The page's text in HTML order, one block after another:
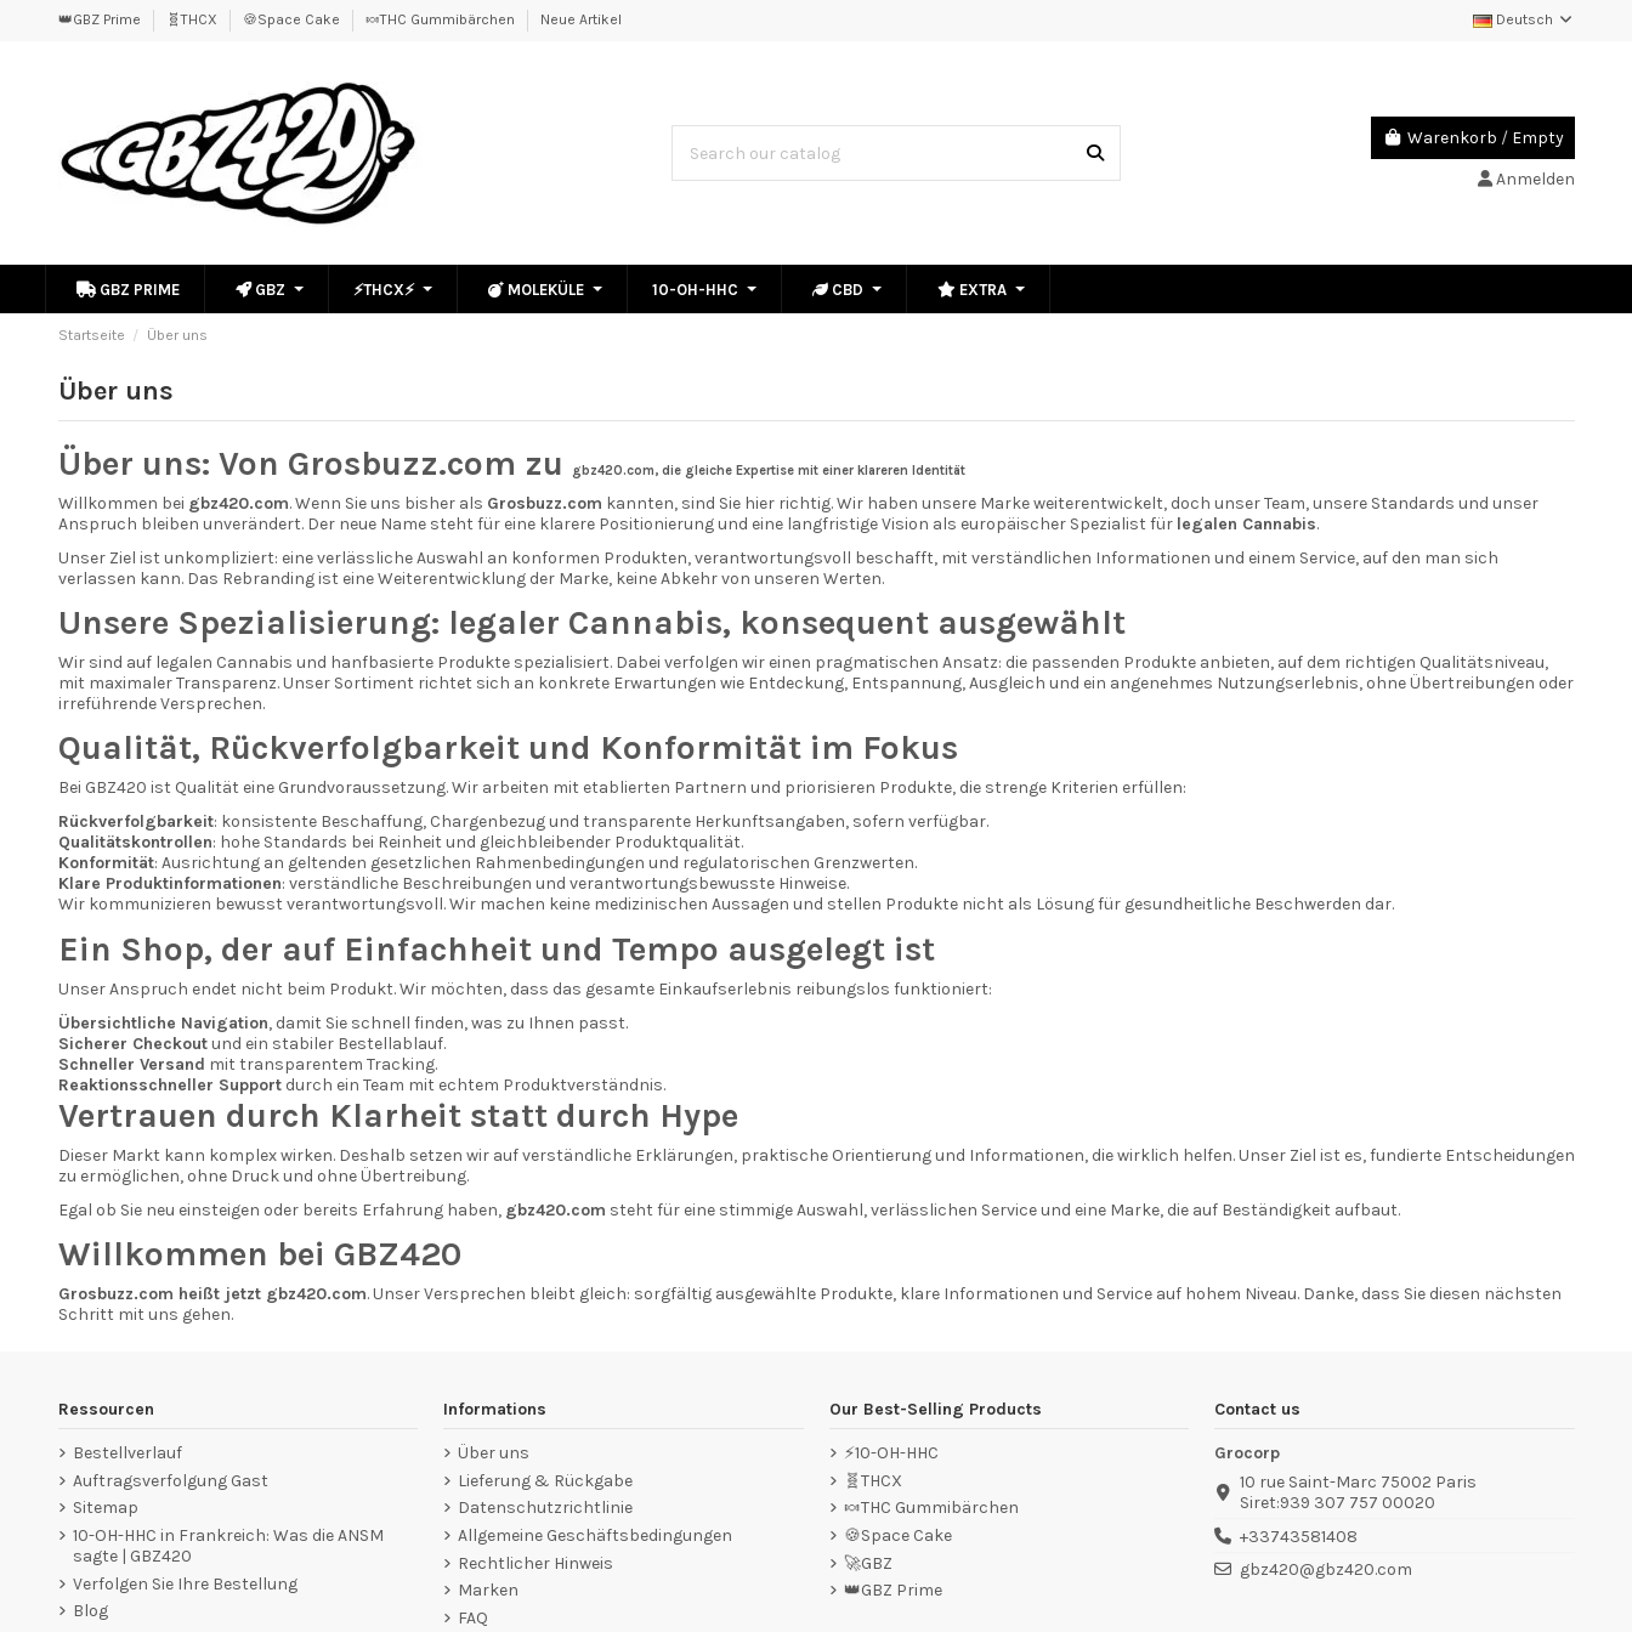
👑GBZ Prime 🧬THCX 🍪Space Cake 🍬THC Gummibärchen Neue Artikel Deutsch
Warenkorb / Empty
Anmelden
GBZ PRIME GBZ ⚡THCX⚡ MOLEKÜLE 10-OH-HHC CBD EXTRA
Startseite Über uns
Über uns
Über uns: Von Grosbuzz.com zu gbz420.com, die gleiche Expertise mit einer klareren Identität
Willkommen bei gbz420.com. Wenn Sie uns bisher als Grosbuzz.com kannten, sind Sie hier richtig. Wir haben unsere Marke weiterentwickelt, doch unser Team, unsere Standards und unser
Anspruch bleiben unverändert. Der neue Name steht für eine klarere Positionierung und eine langfristige Vision als europäischer Spezialist für legalen Cannabis.
Unser Ziel ist unkompliziert: eine verlässliche Auswahl an konformen Produkten, verantwortungsvoll beschafft, mit verständlichen Informationen und einem Service, auf den man sich
verlassen kann. Das Rebranding ist eine Weiterentwicklung der Marke, keine Abkehr von unseren Werten.
Unsere Spezialisierung: legaler Cannabis, konsequent ausgewählt
Wir sind auf legalen Cannabis und hanfbasierte Produkte spezialisiert. Dabei verfolgen wir einen pragmatischen Ansatz: die passenden Produkte anbieten, auf dem richtigen Qualitätsniveau,
mit maximaler Transparenz. Unser Sortiment richtet sich an konkrete Erwartungen wie Entdeckung, Entspannung, Ausgleich und ein angenehmes Nutzungserlebnis, ohne Übertreibungen oder
irreführende Versprechen.
Qualität, Rückverfolgbarkeit und Konformität im Fokus
Bei GBZ420 ist Qualität eine Grundvoraussetzung. Wir arbeiten mit etablierten Partnern und priorisieren Produkte, die strenge Kriterien erfüllen:
Rückverfolgbarkeit: konsistente Beschaffung, Chargenbezug und transparente Herkunftsangaben, sofern verfügbar.
Qualitätskontrollen: hohe Standards bei Reinheit und gleichbleibender Produktqualität.
Konformität: Ausrichtung an geltenden gesetzlichen Rahmenbedingungen und regulatorischen Grenzwerten.
Klare Produktinformationen: verständliche Beschreibungen und verantwortungsbewusste Hinweise.
Wir kommunizieren bewusst verantwortungsvoll. Wir machen keine medizinischen Aussagen und stellen Produkte nicht als Lösung für gesundheitliche Beschwerden dar.
Ein Shop, der auf Einfachheit und Tempo ausgelegt ist
Unser Anspruch endet nicht beim Produkt. Wir möchten, dass das gesamte Einkaufserlebnis reibungslos funktioniert:
Übersichtliche Navigation, damit Sie schnell finden, was zu Ihnen passt.
Sicherer Checkoutund ein stabiler Bestellablauf.
Schneller Versand mit transparentem Tracking.
Reaktionsschneller Supportdurch ein Team mit echtem Produktverständnis.
Vertrauen durch Klarheit statt durch Hype
Dieser Markt kann komplex wirken. Deshalb setzen wir auf verständliche Erklärungen, praktische Orientierung und Informationen, die wirklich helfen. Unser Ziel ist es, fundierte Entscheidungen
zu ermöglichen, ohne Druck und ohne Übertreibung.
Egal ob Sie neu einsteigen oder bereits Erfahrung haben, gbz420.com steht für eine stimmige Auswahl, verlässlichen Service und eine Marke, die auf Beständigkeit aufbaut.
Willkommen bei GBZ420
Grosbuzz.com heißt jetzt gbz420.com. Unser Versprechen bleibt gleich: sorgfältig ausgewählte Produkte, klare Informationen und Service auf hohem Niveau. Danke, dass Sie diesen nächsten
Schritt mit uns gehen.
Ressourcen
Bestellverlauf
Auftragsverfolgung Gast
Sitemap
10-OH-HHC in Frankreich: Was die ANSM
sagte | GBZ420
Verfolgen Sie Ihre Bestellung
Blog
Informations
Über uns
Lieferung & Rückgabe
Datenschutzrichtlinie
Allgemeine Geschäftsbedingungen
Rechtlicher Hinweis
Marken
FAQ
Our Best-Selling Products
⚡10-OH-HHC
🧬THCX
🍬THC Gummibärchen
🍪Space Cake
🚀GBZ
👑GBZ Prime
Contact us
Grocorp
10 rue Saint-Marc 75002 Paris
Siret:939 307 757 00020
+33743581408
gbz420@gbz420.com